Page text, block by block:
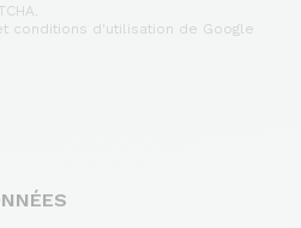
conditions d'utilisation de Google